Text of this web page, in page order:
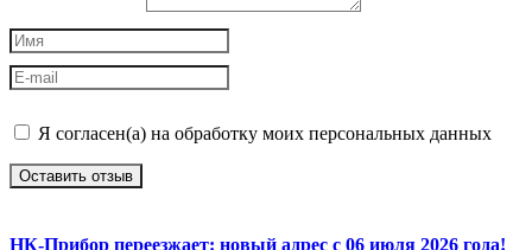
Я согласен(а) на обработку моих персональных данных
Оставить отзыв
НК-Прибор переезжает: новый адрес с 06 июля 2026 года!